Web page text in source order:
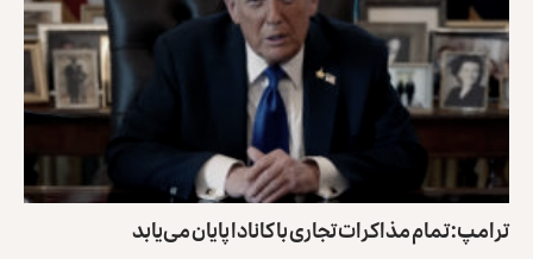
ترامپ: تمام مذاکرات تجاری با کانادا پایان می‌یابد